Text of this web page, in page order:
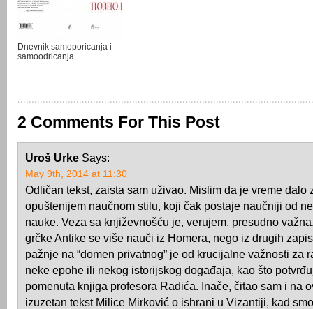
Dnevnik samoporicanja i
samoodricanja
2 Comments For This Post
Uroš Urke Says:
May 9th, 2014 at 11:30
Odličan tekst, zaista sam uživao. Mislim da je vreme dalo
opuštenijem naučnom stilu, koji čak postaje naučniji od
nauke. Veza sa književnošću je, verujem, presudno
grčke Antike se više nauči iz Homera, nego iz drugih
pažnje na “domen privatnog” je od krucijalne važnosti za
neke epohe ili nekog istorijskog događaja, kao što
pomenuta knjiga profesora Radića. Inače, čitao sam i na
izuzetan tekst Milice Mirković o ishrani u Vizantiji, kad